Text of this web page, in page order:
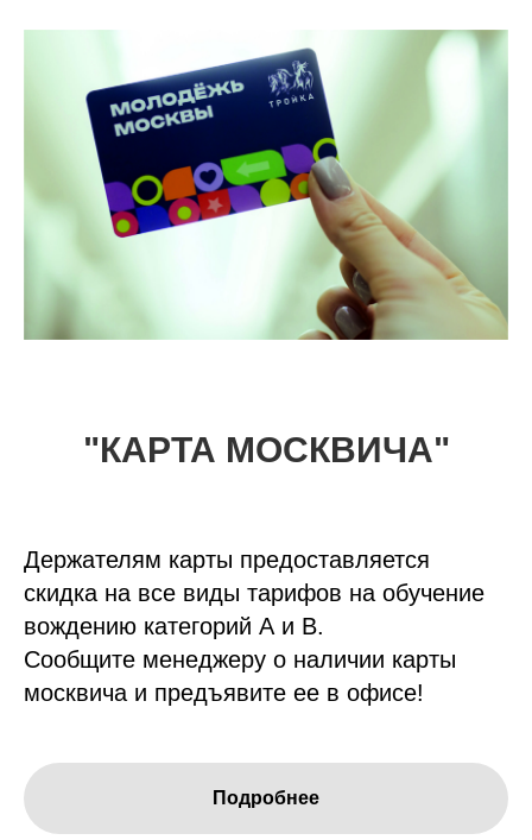
"КАРТА МОСКВИЧА"
Держателям карты предоставляется
скидка на все виды тарифов на обучение
вождению категорий А и В.
Сообщите менеджеру о наличии карты
москвича и предъявите ее в офисе!
Подробнее